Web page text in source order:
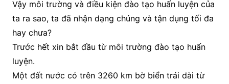
Vậy môi trường và điều kiện đào tạo huấn luyện của
ta ra sao, ta đã nhận dạng chúng và tận dụng tối đa
hay chưa?
Trước hết xin bắt đầu từ môi trường đào tạo huấn
luyện.
Một đất nước có trên 3260 km bờ biển trải dài từ